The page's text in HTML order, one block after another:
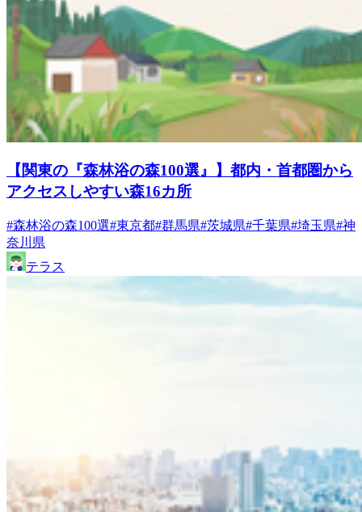
【関東の『森林浴の森100選』】都内・首都圏から
アクセスしやすい森16カ所
#森林浴の森100選#東京都#群馬県#茨城県#千葉県#埼玉県#神
奈川県
テラス